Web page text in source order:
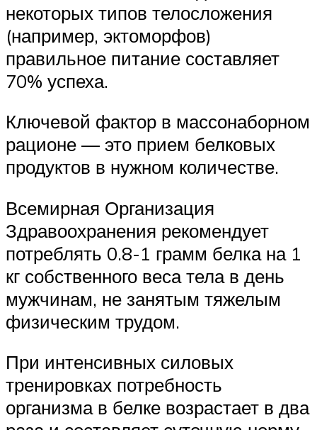
некоторых типов телосложения
(например, эктоморфов)
правильное питание составляет
70% успеха.
Ключевой фактор в массонаборном
рационе — это прием белковых
продуктов в нужном количестве.
Всемирная Организация
Здравоохранения рекомендует
потреблять 0.8-1 грамм белка на 1
кг собственного веса тела в день
мужчинам, не занятым тяжелым
физическим трудом.
При интенсивных силовых
тренировках потребность
организма в белке возрастает в два